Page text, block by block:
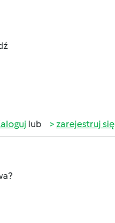
lub zarejestruj się